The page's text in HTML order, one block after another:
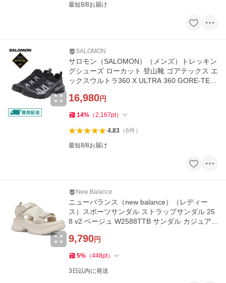
最短8/8お届け
SALOMON
サロモン（SALOMON）（メンズ）トレッキン
グシューズ ローカット 登山靴 ゴアテックス エ
ックスウルトラ360 X ULTRA 360 GORE-TEX
16,980円
14% （2,167pt）
4.83（6件）
最短8/8お届け
New Balance
ニューバランス（new balance）（レディー
ス）スポーツサンダル ストラップサンダル 25
8 v2 ベージュ W2588TTB サンダル カジュア
9,790円
5% （448pt）
3日以内に発送